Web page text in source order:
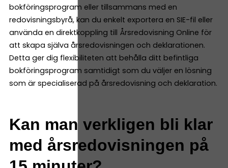
bokföringsprogram eller tillsammans med en
redovisningsbyrå, kan du enkelt exportera en SIE-fil eller
använda en direktkoppling till Årsredovisning Online för
att skapa själva årsredovisningen och deklarationen.
Detta ger dig flexibiliteten att behålla ditt befintliga
bokföringsprogram samtidigt som du väljer en lösning
som är specialiserad på årsredovisning och deklaration.
Kan man verkligen bli klar
med årsredovisningen på